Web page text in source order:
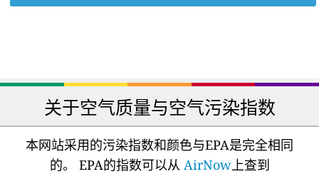
关于空气质量与空气污染指数
本网站采用的污染指数和颜色与EPA是完全相同
的。 EPA的指数可以从 AirNow上查到